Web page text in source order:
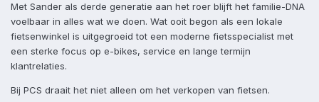
Met Sander als derde generatie aan het roer blijft het familie-DNA
voelbaar in alles wat we doen. Wat ooit begon als een lokale
fietsenwinkel is uitgegroeid tot een moderne fietsspecialist met
een sterke focus op e-bikes, service en lange termijn
klantrelaties.
Bij PCS draait het niet alleen om het verkopen van fietsen.